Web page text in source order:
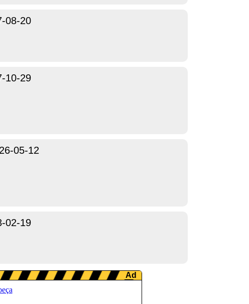
08-20
10-29
05-12
02-19